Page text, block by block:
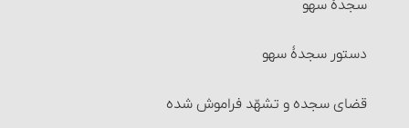
خیار تخلّف شرط
سجدۀ سهو
دستور سجدۀ سهو
قضای سجده و تشهّد فراموش شده